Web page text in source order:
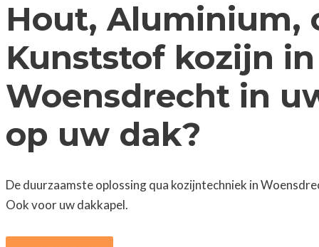
Hout, Aluminium,
Kunststof kozijn in
Woensdrecht in
op uw dak?
De duurzaamste oplossing qua kozijntechniek in
Ook voor uw dakkapel.